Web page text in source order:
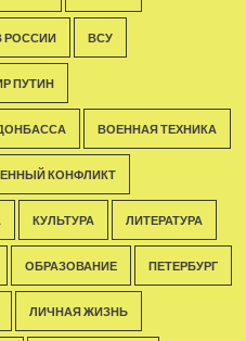
РОССИИ ВСУ
ПУТИН
ВОЕННАЯ ТЕХНИКА
КОНФЛИКТ
КУЛЬТУРА ЛИТЕРАТУРА
ОБРАЗОВАНИЕ ПЕТЕРБУРГ
ЛИЧНАЯ ЖИЗНЬ